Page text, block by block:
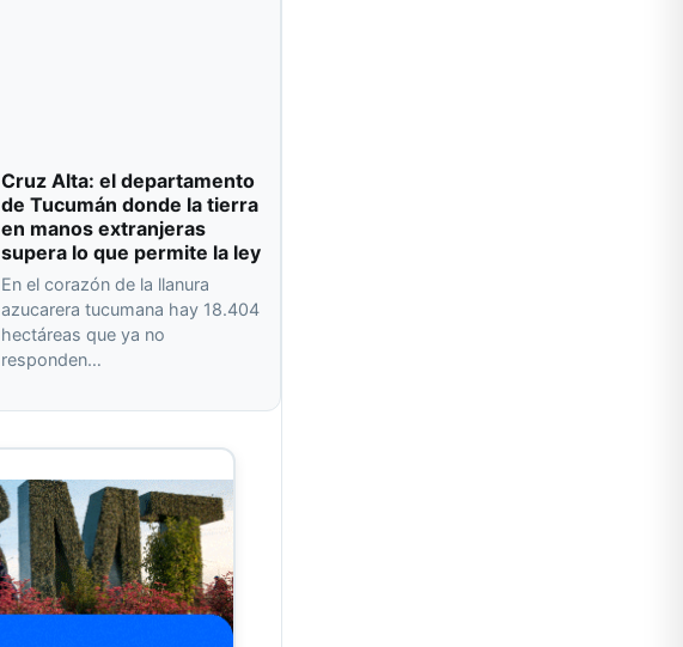
Cruz Alta: el departamento
de Tucumán donde la tierra
en manos extranjeras
supera lo que permite la ley
En el corazón de la llanura
azucarera tucumana hay 18.404
hectáreas que ya no
responden…